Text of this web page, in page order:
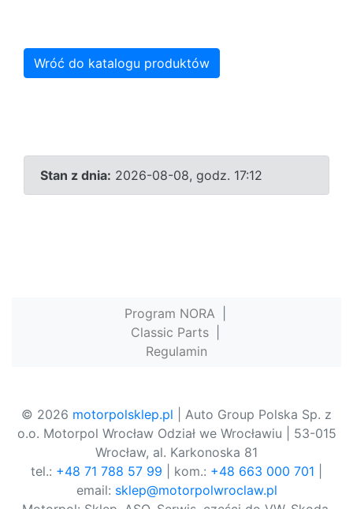
Wróć do katalogu produktów
Stan z dnia: 2026-08-08, godz. 17:12
Program NORA
Classic Parts
Regulamin
© 2026 motorpolsklep.pl | Auto Group Polska Sp. z
o.o. Motorpol Wrocław Odział we Wrocławiu | 53-015
Wrocław, al. Karkonoska 81
tel.: +48 71 788 57 99 | kom.: +48 663 000 701
email: sklep@motorpolwroclaw.pl